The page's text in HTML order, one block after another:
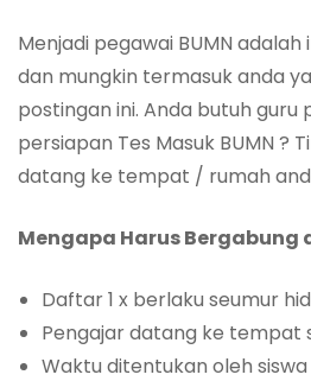
Menjadi pegawai BUMN
dan mungkin termasuk anda
postingan ini. Anda butuh guru
persiapan Tes Masuk BUMN ?
datang ke tempat / rumah
Mengapa Harus Bergabung
Daftar 1 x berlaku seumur
Pengajar datang ke tempat
Waktu ditentukan oleh siswa